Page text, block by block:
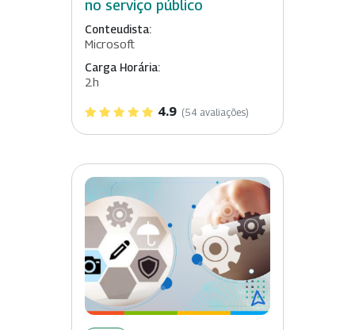
no serviço público
Conteudista:
Microsoft
Carga Horária:
2h
4.9 (54 avaliações)